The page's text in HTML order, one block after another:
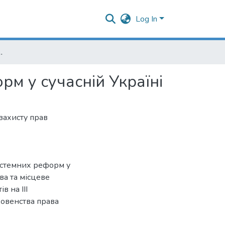
Log In
сучасній Україні
у сучасній Україні
прав
реформ у
та місцеве
на ІІІ
права